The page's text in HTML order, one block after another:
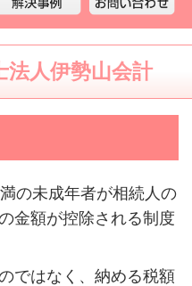
法人伊勢山会計
の未成年者が相続人の
金額が控除される制度
ではなく、納める税額